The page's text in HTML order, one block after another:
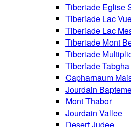
Tiberiade Eglise
Tiberiade Lac
Tiberiade Lac
Tiberiade Mont
Tiberiade
Tiberiade Tabgha
Capharnaum
Jourdain
Mont Thabor
Jourdain Vallee